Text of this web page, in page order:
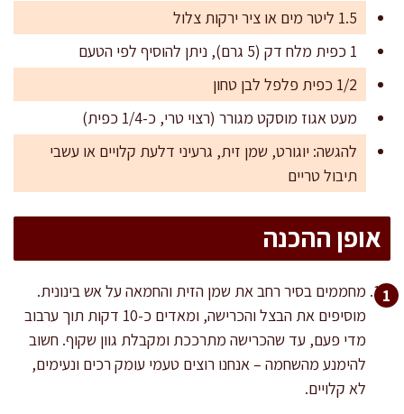
1.5 ליטר מים או ציר ירקות צלול
1 כפית מלח דק (5 גרם), ניתן להוסיף לפי הטעם
1/2 כפית פלפל לבן טחון
מעט אגוז מוסקט מגורר (רצוי טרי, כ-1/4 כפית)
להגשה: יוגורט, שמן זית, גרעיני דלעת קלויים או עשבי
תיבול טריים
אופן ההכנה
מחממים בסיר רחב את שמן הזית והחמאה על אש בינונית.
מוסיפים את הבצל והכרישה, ומאדים כ-10 דקות תוך ערבוב
מדי פעם, עד שהכרישה מתרככת ומקבלת גוון שקוף. חשוב
להימנע מהשחמה – אנחנו רוצים טעמי עומק רכים ונעימים,
לא קלויים.